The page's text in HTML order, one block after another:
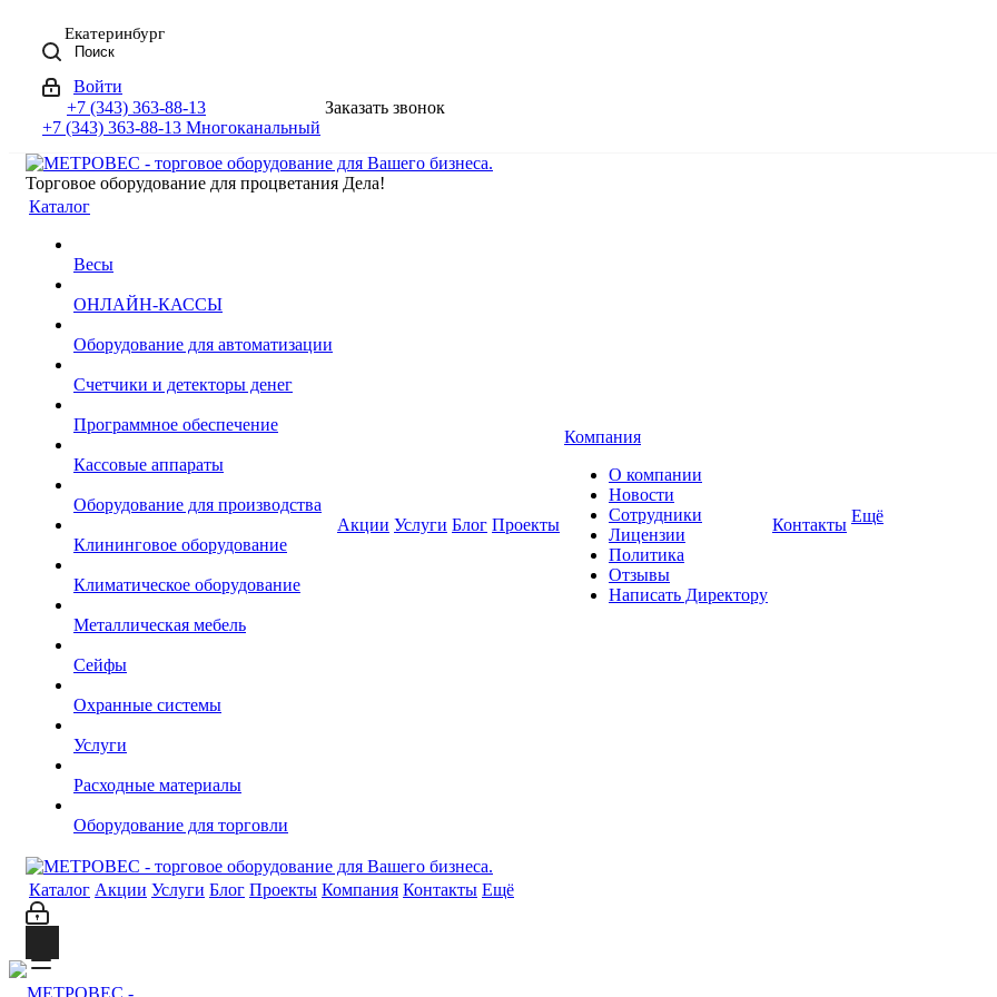
Екатеринбург
Поиск
Войти
+7 (343) 363-88-13
+7 (343) 363-88-13 Многоканальный
Заказать звонок
Торговое оборудование для процветания Дела!
Каталог
Весы
ОНЛАЙН-КАССЫ
Оборудование для автоматизации
Счетчики и детекторы денег
Программное обеспечение
Кассовые аппараты
Оборудование для производства
Клининговое оборудование
Климатическое оборудование
Металлическая мебель
Сейфы
Охранные системы
Услуги
Расходные материалы
Оборудование для торговли
Акции Услуги Блог Проекты
Компания
О компании
Новости
Сотрудники
Лицензии
Политика
Отзывы
Написать Директору
Контакты Ещё
Каталог Акции Услуги Блог Проекты Компания Контакты Ещё